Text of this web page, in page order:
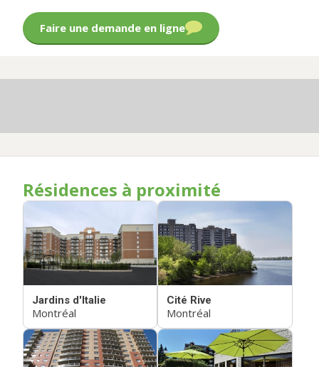
Faire une demande en ligne
Résidences à proximité
Jardins d'Italie
Montréal
Cité Rive
Montréal